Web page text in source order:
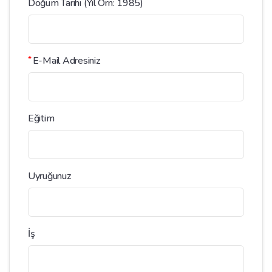
Doğum Tarihi (Yıl Örn: 1985)
*E-Mail Adresiniz
Eğitim
Uyruğunuz
İş